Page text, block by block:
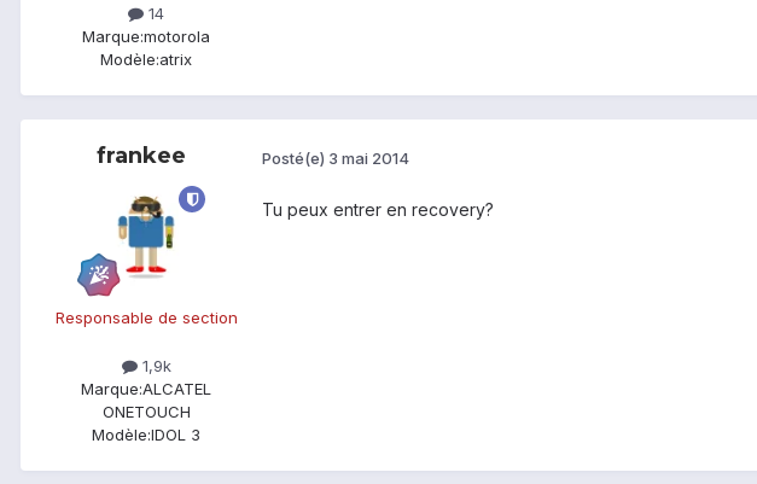
14
Marque:motorola
Modèle:atrix
frankee
Responsable de section
1,9k
Marque:ALCATEL
ONETOUCH
Modèle:IDOL 3
Posté(e) 3 mai 2014
Tu peux entrer en recovery?